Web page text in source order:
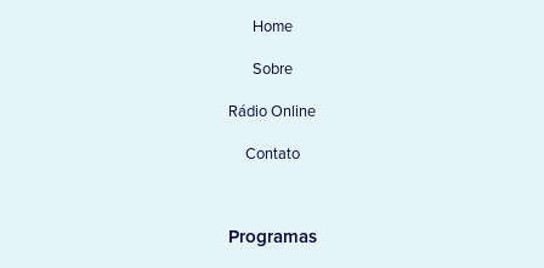
Home
Sobre
Rádio Online
Contato
Programas